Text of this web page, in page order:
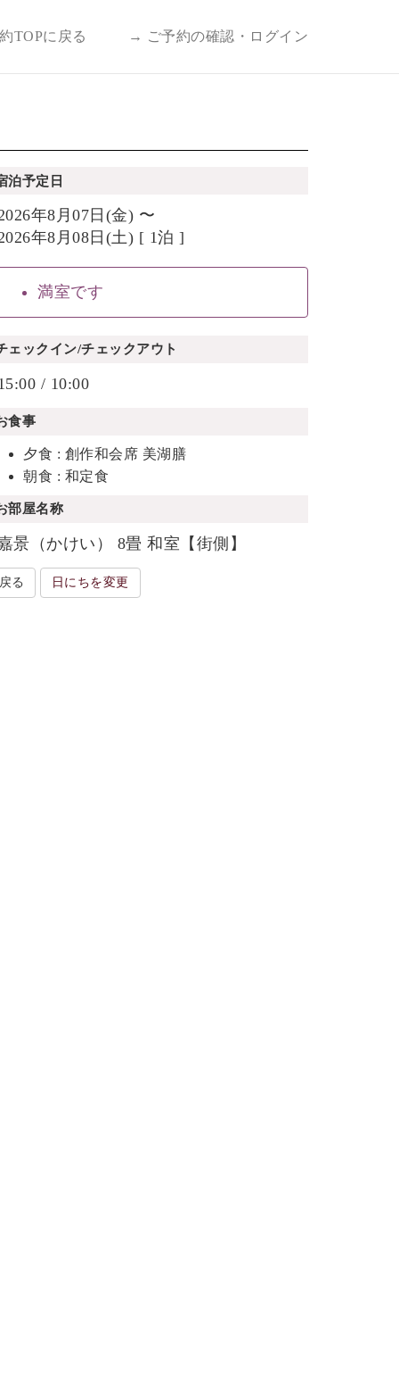
TOPに戻る → ご予約の確認・ログイン
泊予定日
年8月07日(金) 〜
年8月08日(土) [ 1泊 ]
満室です
ェックイン/チェックアウト
/ 10:00
食事
夕食 : 創作和会席 美湖膳
朝食 : 和定食
部屋名称
景（かけい） 8畳 和室【街側】
戻る 日にちを変更